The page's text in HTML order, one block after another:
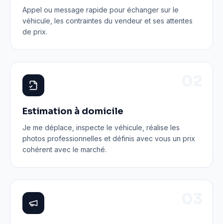
Appel ou message rapide pour échanger sur le
véhicule, les contraintes du vendeur et ses attentes
de prix.
Estimation à domicile
Je me déplace, inspecte le véhicule, réalise les
photos professionnelles et définis avec vous un prix
cohérent avec le marché.